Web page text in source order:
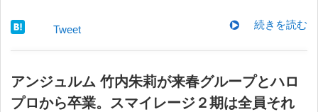
続きを読む
Tweet
アンジュルム 竹内朱莉が来春グループとハロ
プロから卒業。スマイレージ２期は全員それ